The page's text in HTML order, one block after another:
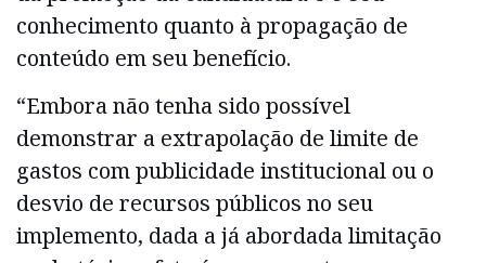
conhecimento quanto à propagação de
conteúdo em seu benefício.
“Embora não tenha sido possível
demonstrar a extrapolação de limite de
gastos com publicidade institucional ou o
desvio de recursos públicos no seu
implemento, dada a já abordada limitação